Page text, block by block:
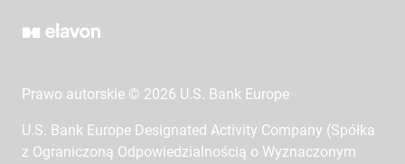
Prawo autorskie © 2026 U.S. Bank Europe
U.S. Bank Europe Designated Activity Company (Spółka
z Ograniczoną Odpowiedzialnością o Wyznaczonym